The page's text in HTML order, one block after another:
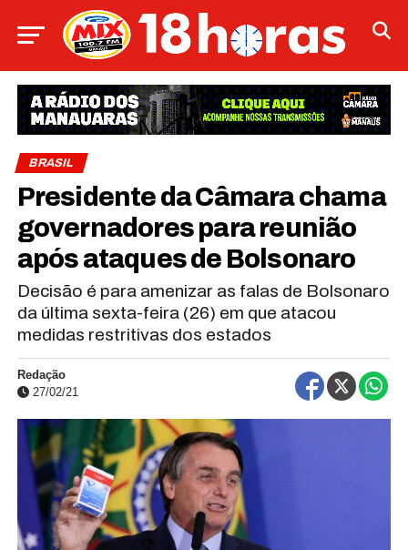
BRASIL
Presidente da Câmara chama
governadores para reunião
após ataques de Bolsonaro
Decisão é para amenizar as falas de Bolsonaro
da última sexta-feira (26) em que atacou
medidas restritivas dos estados
Redação
27/02/21